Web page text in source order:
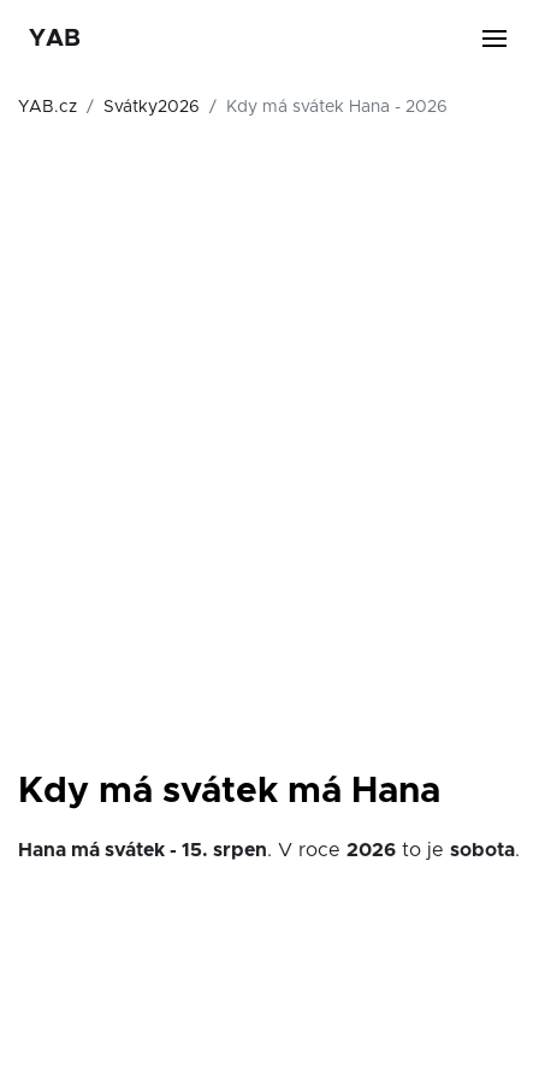
YAB
YAB.cz Svátky2026 Kdy má svátek Hana - 2026
Kdy má svátek má Hana
Hana má svátek - 15. srpen. V roce 2026 to je sobota.